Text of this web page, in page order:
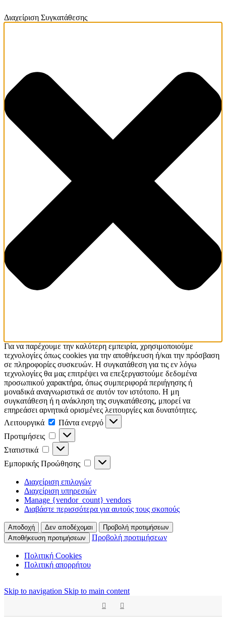
Διαχείριση Συγκατάθεσης
Για να παρέχουμε την καλύτερη εμπειρία, χρησιμοποιούμε
τεχνολογίες όπως cookies για την αποθήκευση ή/και την πρόσβαση
σε πληροφορίες συσκευών. Η συγκατάθεση για τις εν λόγω
τεχνολογίες θα μας επιτρέψει να επεξεργαστούμε δεδομένα
προσωπικού χαρακτήρα, όπως συμπεριφορά περιήγησης ή
μοναδικά αναγνωριστικά σε αυτόν τον ιστότοπο. Η μη
συγκατάθεση ή η ανάκληση της συγκατάθεσης, μπορεί να
επηρεάσει αρνητικά ορισμένες λειτουργίες και δυνατότητες.
Λειτουργικά
Λειτουργικά
Πάντα ενεργό
Προτιμήσεις
Προτιμήσεις
Στατιστικά Στατιστικά
Εμπορικής Προώθησης
Εμπορικής
Προώθησης
Διαχείριση επιλογών
Διαχείριση υπηρεσιών
Manage {vendor_count} vendors
Διαβάστε περισσότερα για αυτούς τους σκοπούς
Αποδοχή Δεν αποδέχομαι
Προβολή προτιμήσεων
Αποθήκευση προτιμήσεων
Προβολή προτιμήσεων
Πολιτική Cookies
Πολιτική απορρήτου
Skip to navigation Skip to main content